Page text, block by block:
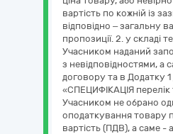
вартість по кожній із
відповідно – загальну
пропозиції. 2. у складі
Учасником наданий
з невідповідностями, а
договору та в Додатку
«СПЕЦИФІКАЦІЯ перелік
Учасником не обрано
оподаткування товару
вартість (ПДВ), а саме -